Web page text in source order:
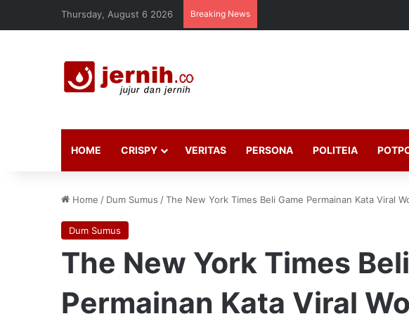
Thursday, August 6 2026 Breaking News
HOME CRISPY VERITAS PERSONA POLITEIA
Home / Dum Sumus /The New York Times Beli Game Permainan Kata Viral
Dum Sumus
The New York Times
Permainan Kata Viral